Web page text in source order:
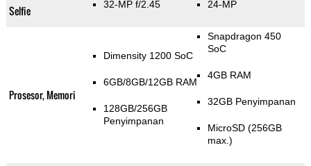
Selfie 32-MP f/2.45 24-MP
Prosesor, Memori
Dimensity 1200 SoC
6GB/8GB/12GB RAM
128GB/256GB
Penyimpanan
Snapdragon 450
SoC
4GB RAM
32GB Penyimpanan
MicroSD (256GB
max.)